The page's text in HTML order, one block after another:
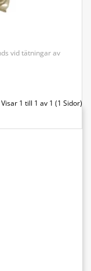
vid tätningar av
Visar 1 till 1 av 1 (1 Sidor)